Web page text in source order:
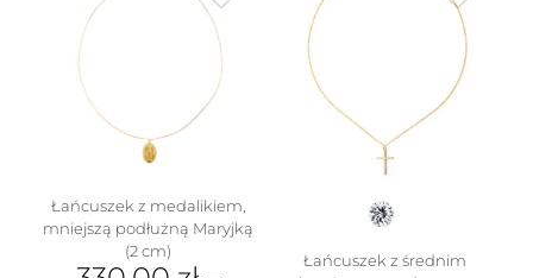
Łańcuszek z medalikiem,
mniejszą podłużną Maryjką
(2 cm)
Łańcuszek z średnim